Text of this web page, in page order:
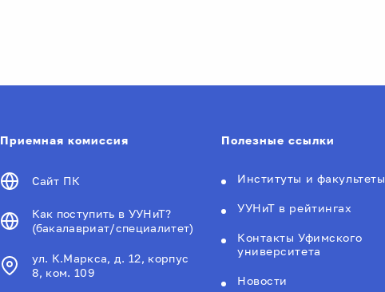
Приемная комиссия
Сайт ПК
Как поступить в УУНиТ?
(бакалавриат/специалитет)
ул. К.Маркса, д. 12, корпус
8, ком. 109
Полезные ссылки
Институты и факультеты
УУНиТ в рейтингах
Контакты Уфимского
университета
Новости